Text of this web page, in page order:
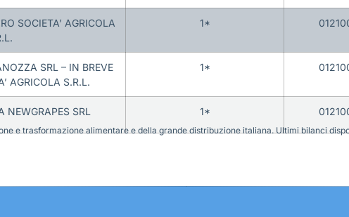
SOCIETA’ AGRICOLA
1*
SRL – IN BREVE
AGRICOLA S.R.L.
1*
NEWGRAPES SRL 1*
e trasformazione alimentare e della grande distribuzione italiana. Ultimi bilanci